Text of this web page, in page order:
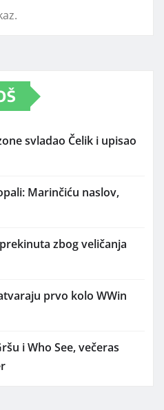
svladao Čelik i upisao
Marinčiću naslov,
zbog veličanja
prvo kolo WWin
i Who See, večeras